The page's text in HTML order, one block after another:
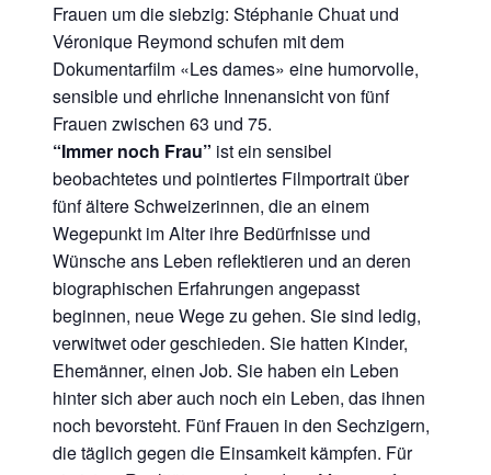
Frauen um die siebzig: Stéphanie Chuat und
Véronique Reymond schufen mit dem
Dokumentarfilm «Les dames» eine humorvolle,
sensible und ehrliche Innenansicht von fünf
Frauen zwischen 63 und 75.
“Immer noch Frau” ist ein sensibel
beobachtetes und pointiertes Filmportrait über
fünf ältere Schweizerinnen, die an einem
Wegepunkt im Alter ihre Bedürfnisse und
Wünsche ans Leben reflektieren und an deren
biographischen Erfahrungen angepasst
beginnen, neue Wege zu gehen. Sie sind ledig,
verwitwet oder geschieden. Sie hatten Kinder,
Ehemänner, einen Job. Sie haben ein Leben
hinter sich aber auch noch ein Leben, das ihnen
noch bevorsteht. Fünf Frauen in den Sechzigern,
die täglich gegen die Einsamkeit kämpfen. Für